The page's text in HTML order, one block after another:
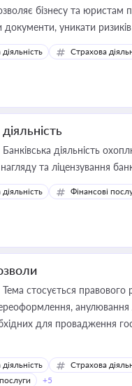
бізнесу та юристам
уникати ризиків
їх належне прийняття
діяльність Страхова
Банківська діяльність
та ліцензування
діяльність Фінансові
Тема стосується правового
анулювання
для провадження
діяльність
Страхова
+5